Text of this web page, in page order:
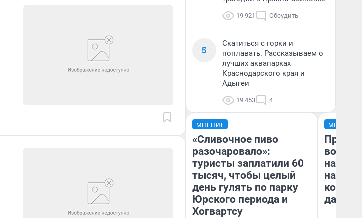
19 921 Обсудить
5
Скатиться с горки и
поплавать. Рассказываем о
лучших аквапарках
Краснодарского края и
Адыгеи
19 453 4
МНЕНИЕ
«Сливочное пиво
разочаровало»:
туристы заплатили 60
тысяч, чтобы целый
день гулять по парку
Юрского периода и
Хогвартсу
МНЕНИЕ
нам
даже